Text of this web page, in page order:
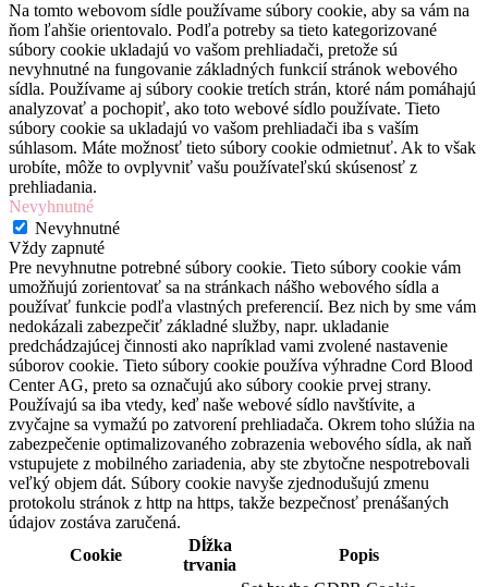
Na tomto webovom sídle používame súbory cookie, aby sa vám na
ňom ľahšie orientovalo. Podľa potreby sa tieto kategorizované
súbory cookie ukladajú vo vašom prehliadači, pretože sú
nevyhnutné na fungovanie základných funkcií stránok webového
sídla. Používame aj súbory cookie tretích strán, ktoré nám pomáhajú
analyzovať a pochopiť, ako toto webové sídlo používate. Tieto
súbory cookie sa ukladajú vo vašom prehliadači iba s vaším
súhlasom. Máte možnosť tieto súbory cookie odmietnuť. Ak to však
urobíte, môže to ovplyvniť vašu používateľskú skúsenosť z
prehliadania.
Nevyhnutné
Nevyhnutné
Vždy zapnuté
Pre nevyhnutne potrebné súbory cookie. Tieto súbory cookie vám
umožňujú zorientovať sa na stránkach nášho webového sídla a
používať funkcie podľa vlastných preferencií. Bez nich by sme vám
nedokázali zabezpečiť základné služby, napr. ukladanie
predchádzajúcej činnosti ako napríklad vami zvolené nastavenie
súborov cookie. Tieto súbory cookie používa výhradne Cord Blood
Center AG, preto sa označujú ako súbory cookie prvej strany.
Používajú sa iba vtedy, keď naše webové sídlo navštívite, a
zvyčajne sa vymažú po zatvorení prehliadača. Okrem toho slúžia na
zabezpečenie optimalizovaného zobrazenia webového sídla, ak naň
vstupujete z mobilného zariadenia, aby ste zbytočne nespotrebovali
veľký objem dát. Súbory cookie navyše zjednodušujú zmenu
protokolu stránok z http na https, takže bezpečnosť prenášaných
údajov zostáva zaručená.
Cookie
Dĺžka
trvania
Popis